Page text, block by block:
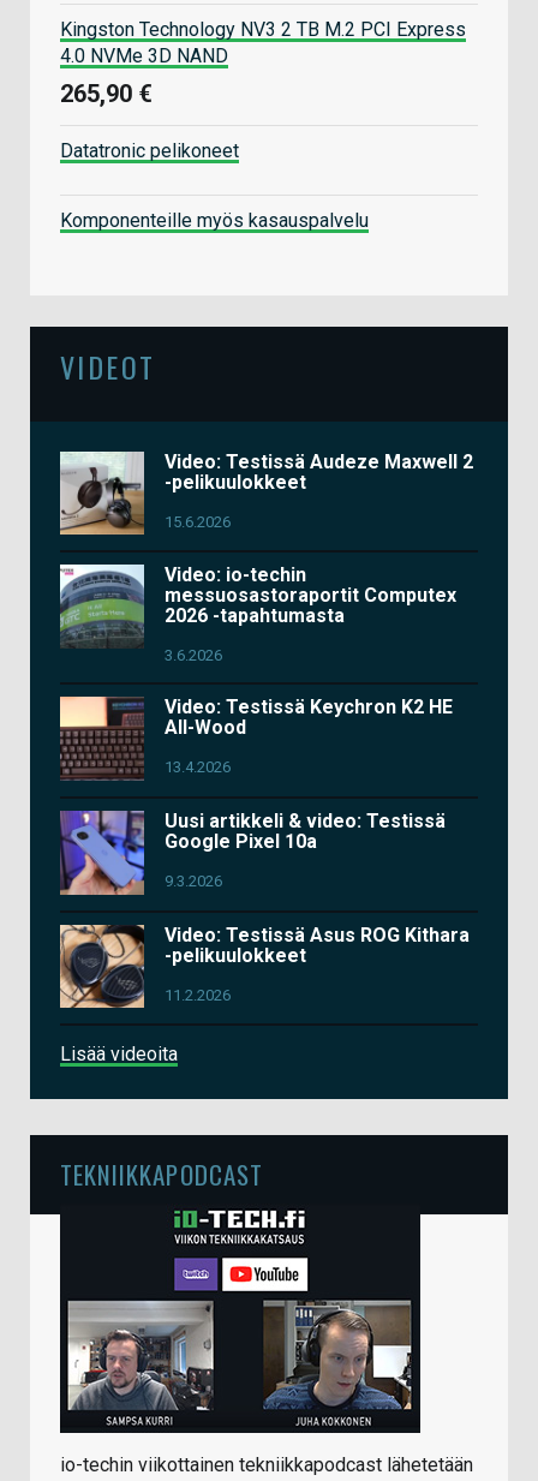
Kingston Technology NV3 2 TB M.2 PCI Express
4.0 NVMe 3D NAND
265,90 €
Datatronic pelikoneet
Komponenteille myös kasauspalvelu
VIDEOT
Video: Testissä Audeze Maxwell 2
-pelikuulokkeet
15.6.2026
Video: io-techin
messuosastoraportit Computex
2026 -tapahtumasta
3.6.2026
Video: Testissä Keychron K2 HE
All-Wood
13.4.2026
Uusi artikkeli & video: Testissä
Google Pixel 10a
9.3.2026
Video: Testissä Asus ROG Kithara
-pelikuulokkeet
11.2.2026
Lisää videoita
TEKNIIKKAPODCAST
io-techin viikottainen tekniikkapodcast lähetetään